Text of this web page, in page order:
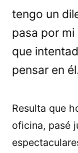
tengo un
pasa por
que
pensar en
Resulta que
oficina, pasé